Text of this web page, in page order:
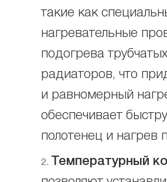
такие как
нагревательные
подогрева
радиаторов, что
и равномерный
обеспечивает
полотенец и нагрев
Температурный